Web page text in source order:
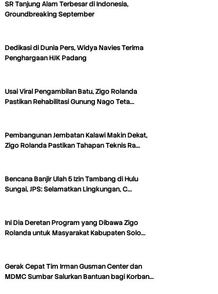
SR Tanjung Alam Terbesar di Indonesia,
Groundbreaking September
Dedikasi di Dunia Pers, Widya Navies Terima
Penghargaan HJK Padang
Usai Viral Pengambilan Batu, Zigo Rolanda
Pastikan Rehabilitasi Gunung Nago Teta…
Pembangunan Jembatan Kalawi Makin Dekat,
Zigo Rolanda Pastikan Tahapan Teknis Ra…
Bencana Banjir Ulah 5 Izin Tambang di Hulu
Sungai, JPS: Selamatkan Lingkungan, C…
Ini Dia Deretan Program yang Dibawa Zigo
Rolanda untuk Masyarakat Kabupaten Solo…
Gerak Cepat Tim Irman Gusman Center dan
MDMC Sumbar Salurkan Bantuan bagi Korban…